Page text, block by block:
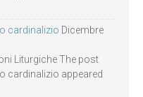
cardinalizio Dicembre
Liturgiche The post
cardinalizio appeared